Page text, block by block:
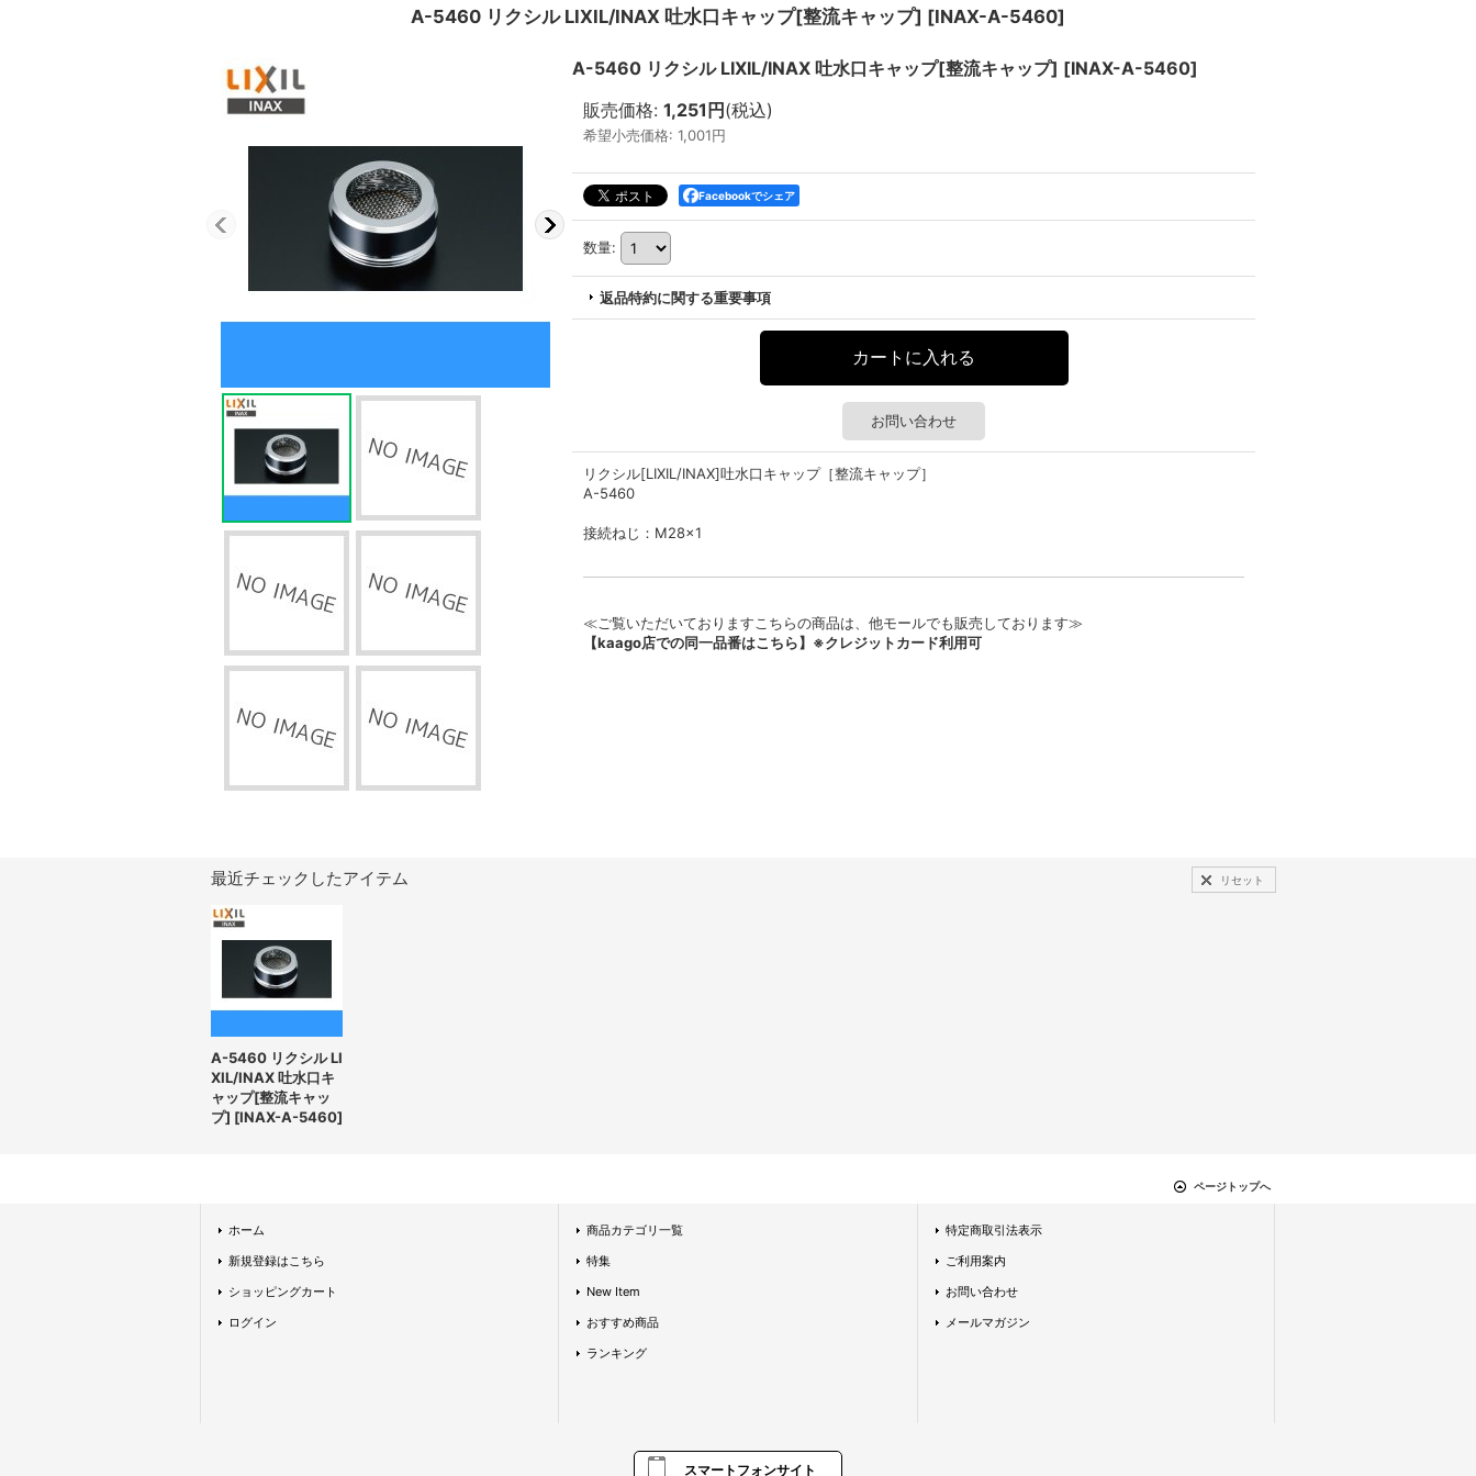
A-5460 リクシル LIXIL/INAX 吐水口キャップ[整流キャップ] [INAX-A-5460]
A-5460 リクシル LIXIL/INAX 吐水口キャップ[整流キャップ] [INAX-A-5460]
販売価格: 1,251円 (税込)
希望小売価格: 1,001円
Facebookでシェア
数量:
返品特約に関する重要事項
お問い合わせ
リクシル[LIXIL/INAX]吐水口キャップ［整流キャップ］
A-5460
接続ねじ：M28x1
≪ご覧いただいておりますこちらの商品は、他モールでも販売しております≫
【kaago店での同一品番はこちら】※クレジットカード利用可
最近チェックしたアイテム リセット
A-5460 リクシル LI
XIL/INAX 吐水口キ
ャップ[整流キャッ
プ] [INAX-A-5460]
ページトップへ
ホーム
新規登録はこちら
ショッピングカート
ログイン
商品カテゴリ一覧
特集
New Item
おすすめ商品
ランキング
特定商取引法表示
ご利用案内
お問い合わせ
メールマガジン
スマートフォンサイト